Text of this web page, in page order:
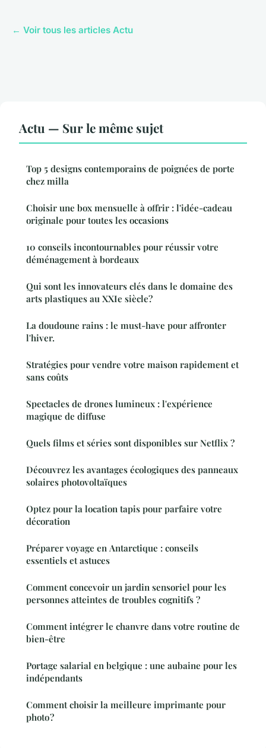
← Voir tous les articles Actu
Actu — Sur le même sujet
Top 5 designs contemporains de poignées de porte
chez milla
Choisir une box mensuelle à offrir : l'idée-cadeau
originale pour toutes les occasions
10 conseils incontournables pour réussir votre
déménagement à bordeaux
Qui sont les innovateurs clés dans le domaine des
arts plastiques au XXIe siècle?
La doudoune rains : le must-have pour affronter
l'hiver.
Stratégies pour vendre votre maison rapidement et
sans coûts
Spectacles de drones lumineux : l'expérience
magique de diffuse
Quels films et séries sont disponibles sur Netflix ?
Découvrez les avantages écologiques des panneaux
solaires photovoltaïques
Optez pour la location tapis pour parfaire votre
décoration
Préparer voyage en Antarctique : conseils
essentiels et astuces
Comment concevoir un jardin sensoriel pour les
personnes atteintes de troubles cognitifs ?
Comment intégrer le chanvre dans votre routine de
bien-être
Portage salarial en belgique : une aubaine pour les
indépendants
Comment choisir la meilleure imprimante pour
photo ?